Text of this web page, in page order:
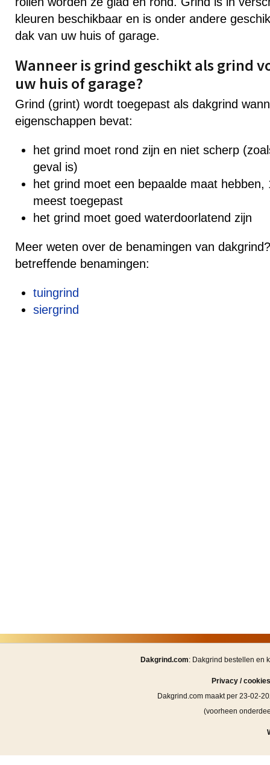
kleuren beschikbaar en is onder andere
dak van uw huis of garage.
Wanneer is grind geschikt als grind
uw huis of garage?
Grind (grint) wordt toegepast als dakgrind
eigenschappen bevat:
het grind moet rond zijn en niet scherp
geval is)
het grind moet een bepaalde maat
meest toegepast
het grind moet goed waterdoorlatend zijn
Meer weten over de benamingen van
betreffende benamingen:
tuingrind
siergrind
Dakgrind.com: Dakgrind bestellen en
Privacy / cookies
Dakgrind.com maakt per 23-02-
(voorheen